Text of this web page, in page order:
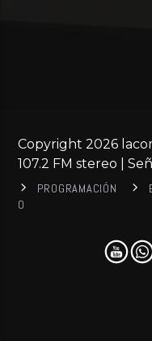
Copyright 2026
107.2 FM stereo |
PROGRAMACIÓN
0